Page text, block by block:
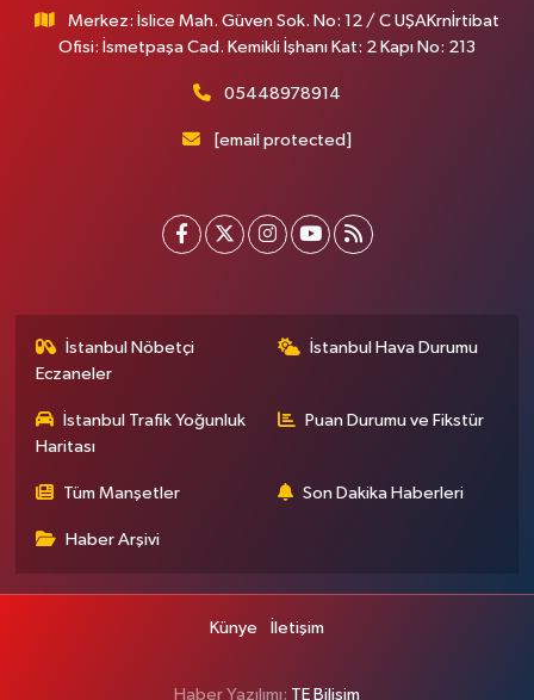
Merkez: İslice Mah. Güven Sok. No: 12 / C UŞAKrnİrtibat
Ofisi: İsmetpaşa Cad. Kemikli İşhanı Kat: 2 Kapı No: 213
05448978914
[email protected]
İstanbul Nöbetçi
Eczaneler
İstanbul Hava Durumu
İstanbul Trafik Yoğunluk
Haritası
Puan Durumu ve Fikstür
Tüm Manşetler Son Dakika Haberleri
Haber Arşivi
Künye İletişim
Haber Yazılımı: TE Bilişim